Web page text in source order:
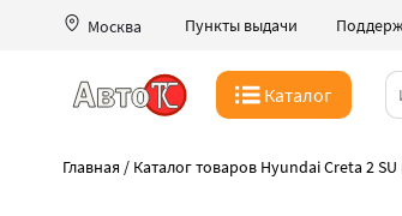
Москва Пункты выдачи
Каталог
Главная / Каталог товаров Hyundai Creta 2 SU